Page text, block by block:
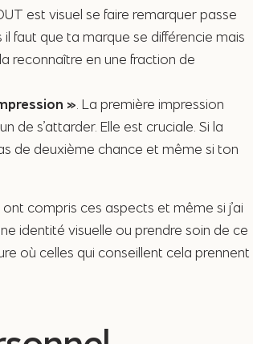
est visuel se faire remarquer passe
faut que ta marque se différencie mais
reconnaître en une fraction de
». La première impression
de s’attarder. Elle est cruciale. Si la
de deuxième chance et même si ton
compris ces aspects et même si j’ai
identité visuelle ou prendre soin de ce
où celles qui conseillent cela prennent